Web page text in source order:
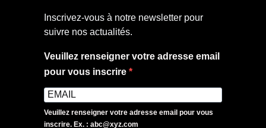
Inscrivez-vous à notre newsletter pour
suivre nos actualités.
Veuillez renseigner votre adresse email
pour vous inscrire
Veuillez renseigner votre adresse email pour vous
inscrire. Ex. : abc@xyz.com